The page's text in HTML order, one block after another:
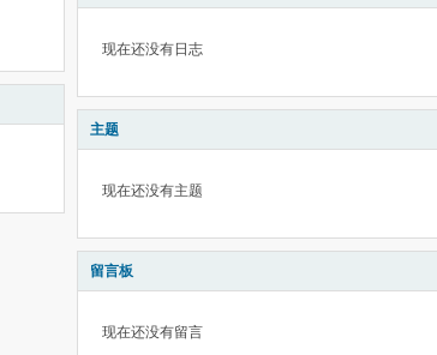
现在还没有日志
主题
现在还没有主题
留言板
现在还没有留言